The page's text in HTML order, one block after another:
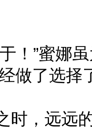
！”蜜娜
做了选择
，远远